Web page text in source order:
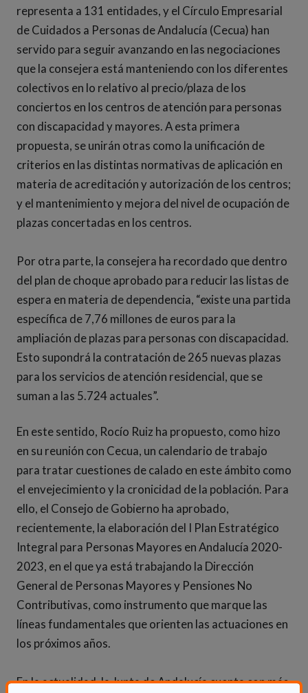
representa a 131 entidades, y el Círculo Empresarial
de Cuidados a Personas de Andalucía (Cecua) han
servido para seguir avanzando en las negociaciones
que la consejera está manteniendo con los diferentes
colectivos en lo relativo al precio/plaza de los
conciertos en los centros de atención para personas
con discapacidad y mayores. A esta primera
propuesta, se unirán otras como la unificación de
criterios en las distintas normativas de aplicación en
materia de acreditación y autorización de los centros;
y el mantenimiento y mejora del nivel de ocupación de
plazas concertadas en los centros.
Por otra parte, la consejera ha recordado que dentro
del plan de choque aprobado para reducir las listas de
espera en materia de dependencia, “existe una partida
específica de 7,76 millones de euros para la
ampliación de plazas para personas con discapacidad.
Esto supondrá la contratación de 265 nuevas plazas
para los servicios de atención residencial, que se
suman a las 5.724 actuales”.
En este sentido, Rocío Ruiz ha propuesto, como hizo
en su reunión con Cecua, un calendario de trabajo
para tratar cuestiones de calado en este ámbito como
el envejecimiento y la cronicidad de la población. Para
ello, el Consejo de Gobierno ha aprobado,
recientemente, la elaboración del I Plan Estratégico
Integral para Personas Mayores en Andalucía 2020-
2023, en el que ya está trabajando la Dirección
General de Personas Mayores y Pensiones No
Contributivas, como instrumento que marque las
líneas fundamentales que orienten las actuaciones en
los próximos años.
En la actualidad, la Junta de Andalucía cuenta con más